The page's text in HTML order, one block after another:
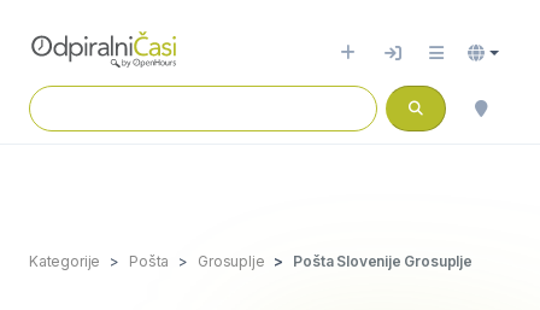
Kategorije Pošta Grosuplje Pošta Slovenije Grosuplje